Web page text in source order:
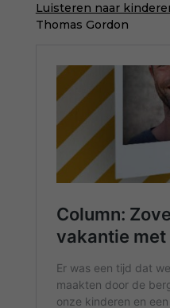
Luisteren naar
Thomas Gordon